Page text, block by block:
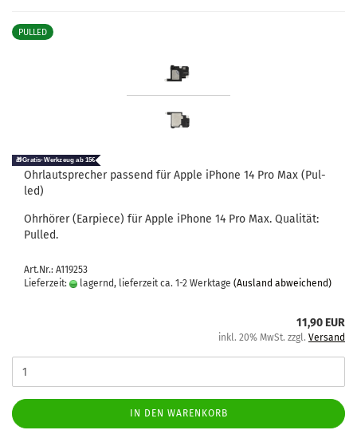
PULLED
Ohr­laut­spre­cher pas­send für Apple iPho­ne 14 Pro Max (Pul­
led)
Ohr­hö­rer (Ear­pie­ce) für Apple iPho­ne 14 Pro Max. Qua­li­tät:
Pul­led.
Art.Nr.: A119253
Lieferzeit:
lagernd, lieferzeit ca. 1-2 Werktage (Ausland abweichend)
11,90 EUR
inkl. 20% MwSt. zzgl. Versand
IN DEN WARENKORB